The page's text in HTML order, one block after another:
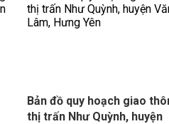
Bản đồ quy hoạch giao
thị trấn Như Quỳnh, huyện